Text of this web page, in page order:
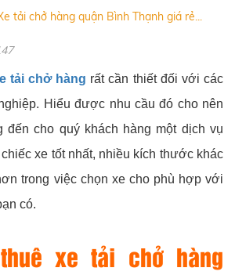
tải chở hàng quận Bình Thạnh giá rẻ...
tải chở hàng rất cần thiết đối với các
Hiểu được nhu cầu đó cho nên
đến cho quý khách hàng một dịch vụ
xe tốt nhất, nhiều kích thước khác
trong việc chọn xe cho phù hợp với
có.
xe tải chở hàng